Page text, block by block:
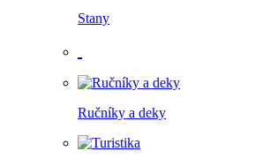
Stany
Ručníky a deky